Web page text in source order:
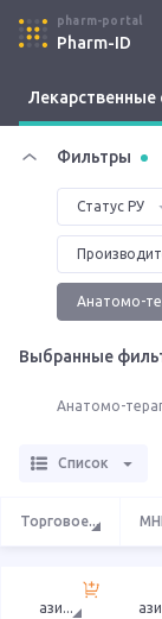
pharm-portal
Pharm-ID
Лекарственные
Фильтры
Статус РУ
Анатомо-
Выбранные
Анатомо-
Список
Торговое...
ази...